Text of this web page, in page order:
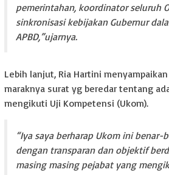
pemerintahan, koordinator seluruh
sinkronisasi kebijakan Gubernur
APBD,”ujarnya.
Lebih lanjut, Ria Hartini
maraknya surat yg beredar tentang
mengikuti Uji Kompetensi (Ukom).
“Iya saya berharap Ukom ini benar-
dengan transparan dan objektif
masing masing pejabat yang